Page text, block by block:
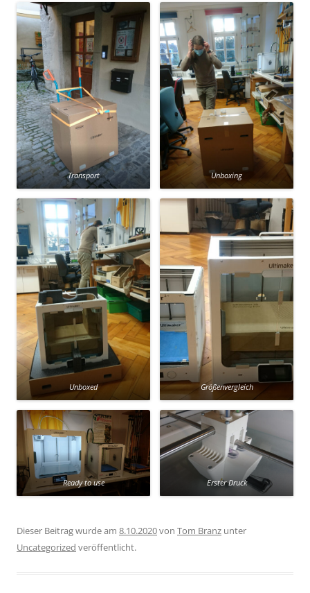
Transport Unboxing
Unboxed Größenvergleich
Ready to use Erster Druck
Dieser Beitrag wurde am 8.10.2020von Tom Branz unter
Uncategorized veröffentlicht.